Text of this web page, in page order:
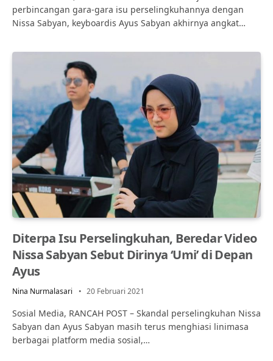
perbincangan gara-gara isu perselingkuhannya dengan
Nissa Sabyan, keyboardis Ayus Sabyan akhirnya angkat…
Diterpa Isu Perselingkuhan, Beredar Video
Nissa Sabyan Sebut Dirinya ‘Umi’ di Depan
Ayus
Nina Nurmalasari 20 Februari 2021
Sosial Media, RANCAH POST – Skandal perselingkuhan Nissa
Sabyan dan Ayus Sabyan masih terus menghiasi linimasa
berbagai platform media sosial,…